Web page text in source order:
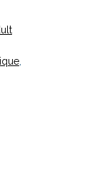
,